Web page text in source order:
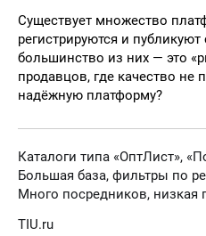
Существует множество
регистрируются и
большинство из них — это
продавцов, где качество не
надёжную платформу?
Каталоги типа «ОптЛист»,
Большая база, фильтры по
Много посредников, низкая
TIU.ru